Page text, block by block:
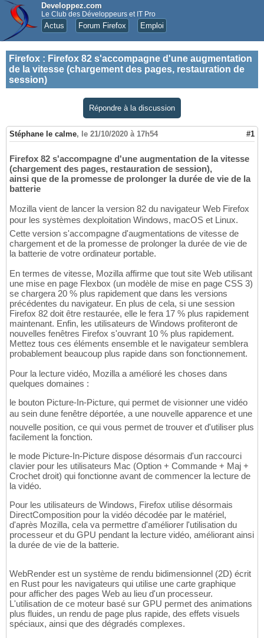
Developpez.com
Le Club des Développeurs et IT Pro
Actus Forum Firefox Emploi
Firefox : Firefox 82 s'accompagne d'une augmentation
de la vitesse (chargement des pages, restauration de
session)
Répondre à la discussion
Stéphane le calme, le 21/10/2020 à 17h54 #1
Firefox 82 s'accompagne d'une augmentation de la vitesse
(chargement des pages, restauration de session),
ainsi que de la promesse de prolonger la durée de vie de la
batterie
Mozilla vient de lancer la version 82 du navigateur Web Firefox
pour les systèmes dexploitation Windows, macOS et Linux.
Cette version s'accompagne d'augmentations de vitesse de
chargement et de la promesse de prolonger la durée de vie de
la batterie de votre ordinateur portable.
En termes de vitesse, Mozilla affirme que tout site Web utilisant
une mise en page Flexbox (un modèle de mise en page CSS 3)
se chargera 20 % plus rapidement que dans les versions
précédentes du navigateur. En plus de cela, si une session
Firefox 82 doit être restaurée, elle le fera 17 % plus rapidement
maintenant. Enfin, les utilisateurs de Windows profiteront de
nouvelles fenêtres Firefox s'ouvrant 10 % plus rapidement.
Mettez tous ces éléments ensemble et le navigateur semblera
probablement beaucoup plus rapide dans son fonctionnement.
Pour la lecture vidéo, Mozilla a amélioré les choses dans
quelques domaines :
le bouton Picture-In-Picture, qui permet de visionner une vidéo
au sein dune fenêtre déportée, a une nouvelle apparence et une
nouvelle position, ce qui vous permet de trouver et d'utiliser plus
facilement la fonction.
le mode Picture-In-Picture dispose désormais d'un raccourci
clavier pour les utilisateurs Mac (Option + Commande + Maj +
Crochet droit) qui fonctionne avant de commencer la lecture de
la vidéo.
Pour les utilisateurs de Windows, Firefox utilise désormais
DirectComposition pour la vidéo décodée par le matériel,
d'après Mozilla, cela va permettre d'améliorer l'utilisation du
processeur et du GPU pendant la lecture vidéo, améliorant ainsi
la durée de vie de la batterie.
WebRender est un système de rendu bidimensionnel (2D) écrit
en Rust pour les navigateurs qui utilise une carte graphique
pour afficher des pages Web au lieu d'un processeur.
L'utilisation de ce moteur basé sur GPU permet des animations
plus fluides, un rendu de page plus rapide, des effets visuels
spéciaux, ainsi que des dégradés complexes.